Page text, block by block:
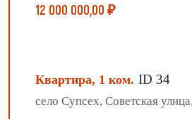
12 000 000,00 ₽
Квартира, 1 ком. ID 34
село Супсех, Советская